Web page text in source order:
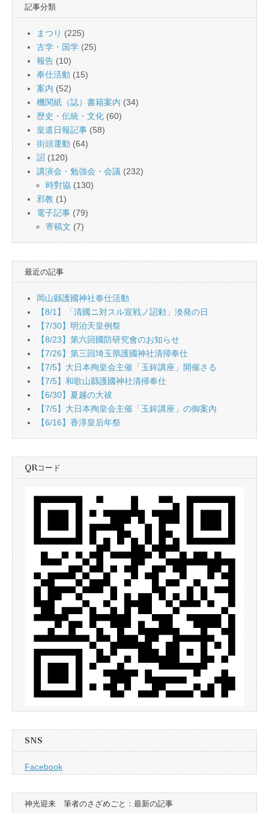
記事分類
まつり (225)
古学・国学 (25)
報告 (10)
奉仕活動 (15)
案内 (52)
機関紙（誌）書籍案内 (34)
歴史・伝統・文化 (60)
皇道日報記事 (58)
街頭運動 (64)
詔 (120)
講演会・勉強会・会議 (232)
時對協 (130)
邪教 (1)
電子記事 (79)
寄稿文 (7)
最近の記事
岡山縣護國神社奉仕活動
【8/1】「清國ニ対スル宣戦ノ詔勅」渙発の日
【7/30】明治天皇例祭
【8/23】第六回國防研究會のお知らせ
【7/26】第三回埼玉県護國神社清掃奉仕
【7/5】大日本殉皇会主催「玉鉾講座」開催さる
【7/5】和歌山縣護國神社清掃奉仕
【6/30】夏越の大祓
【7/5】大日本殉皇会主催「玉鉾講座」の御案內
【6/16】香淳皇后年祭
QRコード
SNS
Facebook
神光迎来 筆者のさざめごと：最新の記事